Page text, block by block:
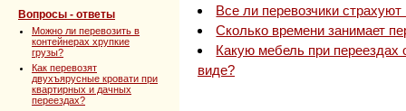
Вопросы - ответы
Можно ли перевозить в
контейнерах хрупкие
грузы?
Как перевозят
двухъярусные кровати при
квартирных и дачных
переездах?
Все ли перевозчики страхуют
Сколько времени занимает
Какую мебель при переездах
виде?